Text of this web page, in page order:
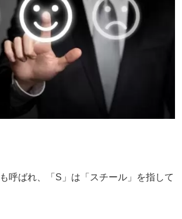
呼ばれ、「S」は「スチール」を指して